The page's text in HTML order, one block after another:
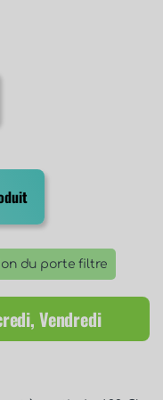
du porte filtre
Vendredi